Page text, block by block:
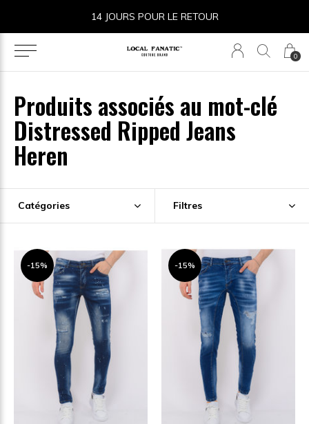
0
14 JOURS POUR LE RETOUR
Produits associés au mot-clé
Distressed Ripped Jeans
Heren
Catégories Filtres
-15% -15%